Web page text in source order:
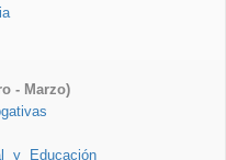
- Marzo)
y Educación